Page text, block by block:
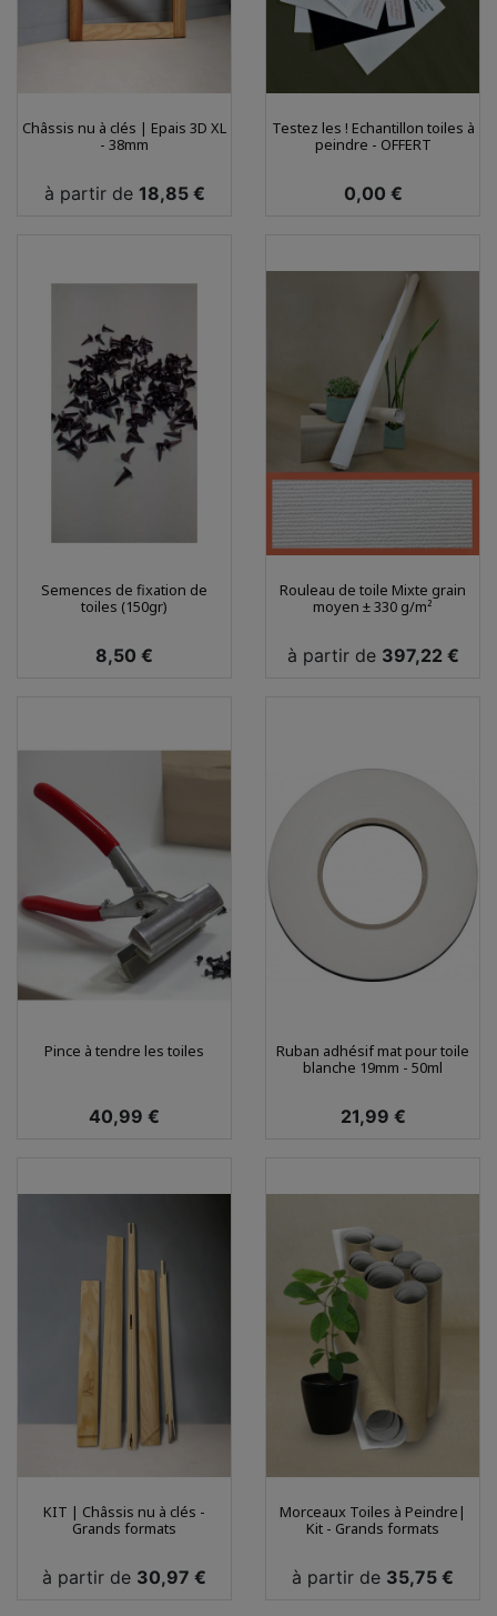
Châssis nu à clés | Epais 3D XL
- 38mm
Prix
à partir de 18,85 €
Testez les ! Echantillon toiles à
peindre - OFFERT
Prix
0,00 €
Semences de fixation de
toiles (150gr)
Prix
8,50 €
Rouleau de toile Mixte grain
moyen ± 330 g/m²
Prix
à partir de 397,22 €
Pince à tendre les toiles
Prix
40,99 €
Ruban adhésif mat pour toile
blanche 19mm - 50ml
Prix
21,99 €
KIT | Châssis nu à clés -
Grands formats
Prix
à partir de 30,97 €
Morceaux Toiles à Peindre|
Kit - Grands formats
Prix
à partir de 35,75 €